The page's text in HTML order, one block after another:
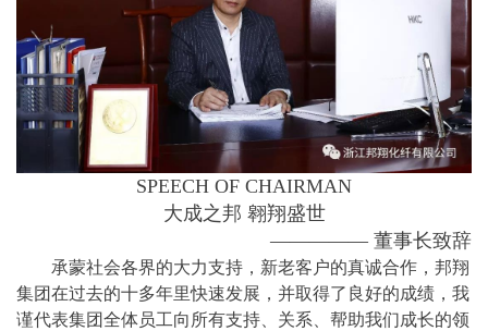
SPEECH OF CHAIRMAN
大成之邦 翱翔盛世
————— 董事长致辞
承蒙社会各界的大力支持，新老客户的真诚合作，邦翔
集团在过去的十多年里快速发展，并取得了良好的成绩，我
谨代表集团全体员工向所有支持、关系、帮助我们成长的领